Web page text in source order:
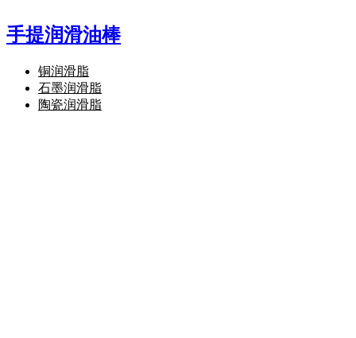
手提润滑油棒
铜润滑脂
石墨润滑脂
陶瓷润滑脂